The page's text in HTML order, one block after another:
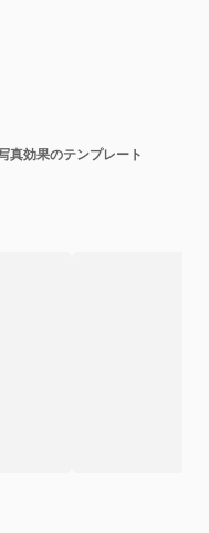
真効果のテンプレート